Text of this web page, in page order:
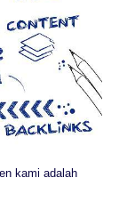
kami adalah